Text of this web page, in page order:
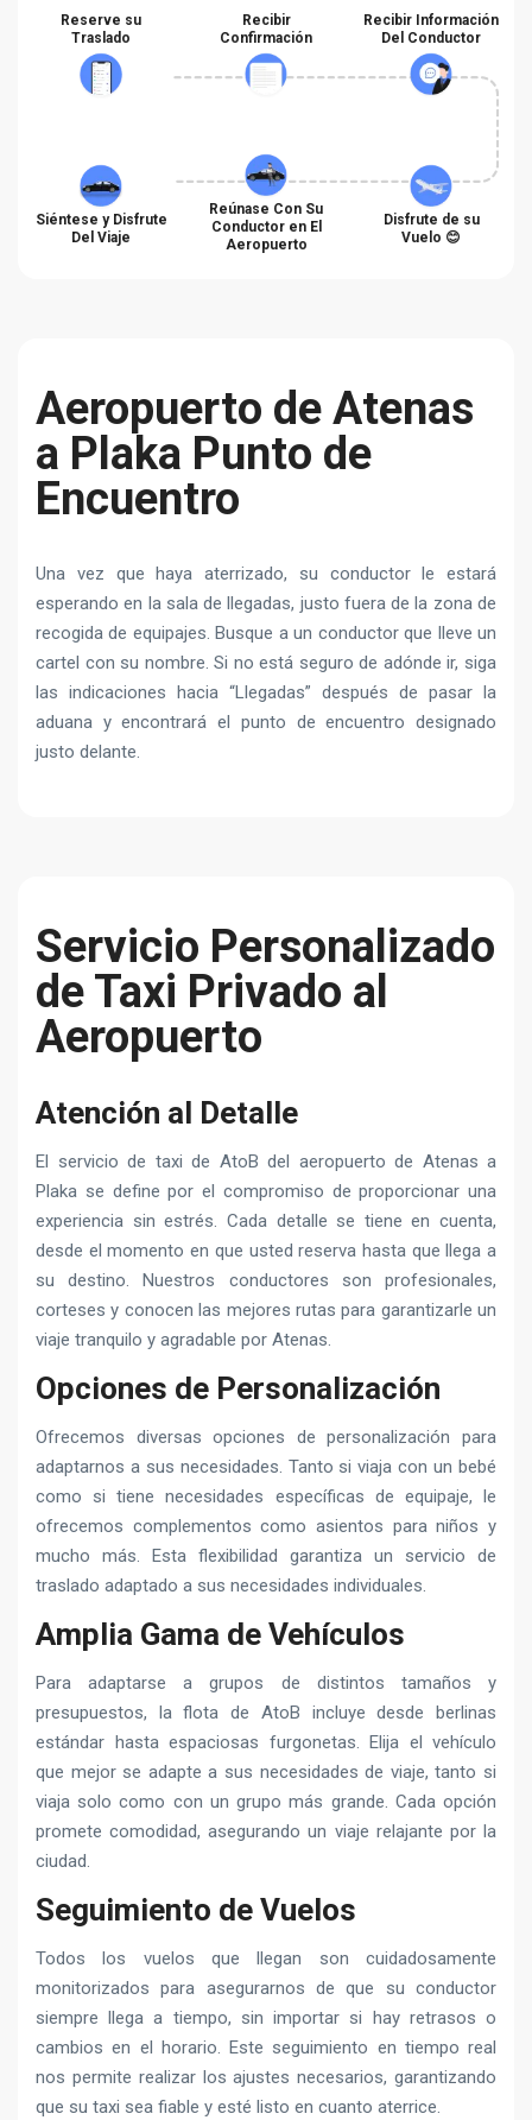
Reserve su
Traslado
Recibir
Confirmación
Recibir Información
Del Conductor
Siéntese y Disfrute
Del Viaje
Reúnase Con Su
Conductor en El
Aeropuerto
Disfrute de su
Vuelo 😊
Aeropuerto de Atenas
a Plaka Punto de
Encuentro
Una vez que haya aterrizado, su conductor le estará
esperando en la sala de llegadas, justo fuera de la zona de
recogida de equipajes. Busque a un conductor que lleve un
cartel con su nombre. Si no está seguro de adónde ir, siga
las indicaciones hacia “Llegadas” después de pasar la
aduana y encontrará el punto de encuentro designado
justo delante.
Servicio Personalizado
de Taxi Privado al
Aeropuerto
Atención al Detalle
El servicio de taxi de AtoB del aeropuerto de Atenas a
Plaka se define por el compromiso de proporcionar una
experiencia sin estrés. Cada detalle se tiene en cuenta,
desde el momento en que usted reserva hasta que llega a
su destino. Nuestros conductores son profesionales,
corteses y conocen las mejores rutas para garantizarle un
viaje tranquilo y agradable por Atenas.
Opciones de Personalización
Ofrecemos diversas opciones de personalización para
adaptarnos a sus necesidades. Tanto si viaja con un bebé
como si tiene necesidades específicas de equipaje, le
ofrecemos complementos como asientos para niños y
mucho más. Esta flexibilidad garantiza un servicio de
traslado adaptado a sus necesidades individuales.
Amplia Gama de Vehículos
Para adaptarse a grupos de distintos tamaños y
presupuestos, la flota de AtoB incluye desde berlinas
estándar hasta espaciosas furgonetas. Elija el vehículo
que mejor se adapte a sus necesidades de viaje, tanto si
viaja solo como con un grupo más grande. Cada opción
promete comodidad, asegurando un viaje relajante por la
ciudad.
Seguimiento de Vuelos
Todos los vuelos que llegan son cuidadosamente
monitorizados para asegurarnos de que su conductor
siempre llega a tiempo, sin importar si hay retrasos o
cambios en el horario. Este seguimiento en tiempo real
nos permite realizar los ajustes necesarios, garantizando
que su taxi sea fiable y esté listo en cuanto aterrice.